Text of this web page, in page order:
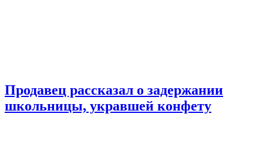
Продавец рассказал о задержании
школьницы, укравшей конфету